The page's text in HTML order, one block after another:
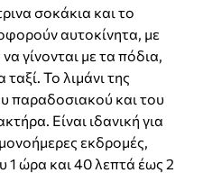
σοκάκια και το
αυτοκίνητα, με
γίνονται με τα πόδια,
Το λιμάνι της
παραδοσιακού και του
Είναι ιδανική για
εκδρομές,
1 ώρα και 40 λεπτά έως 2